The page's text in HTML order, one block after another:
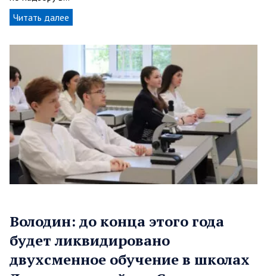
Читать далее
Володин: до конца этого года
будет ликвидировано
двухсменное обучение в школах